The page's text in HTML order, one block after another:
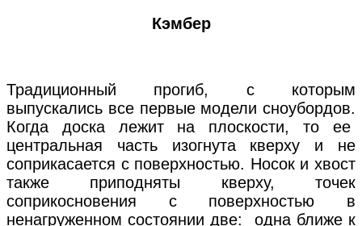
Кэмбер
Традиционный прогиб, с которым
выпускались все первые модели сноубордов.
Когда доска лежит на плоскости, то ее
центральная часть изогнута кверху и не
соприкасается с поверхностью. Носок и хвост
также приподняты кверху, точек
соприкосновения с поверхностью в
ненагруженном состоянии две: одна ближе к